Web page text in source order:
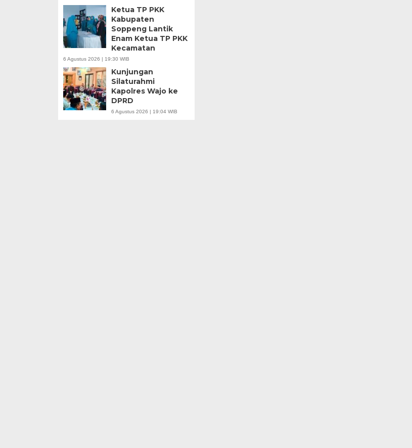
Ketua TP PKK
Kabupaten
Soppeng Lantik
Enam Ketua TP PKK
Kecamatan
6 Agustus 2026 | 19:30 WIB
Kunjungan
Silaturahmi
Kapolres Wajo ke
DPRD
6 Agustus 2026 | 19:04 WIB